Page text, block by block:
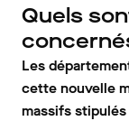
Quels
Les
cette nouvelle
massifs stipulés